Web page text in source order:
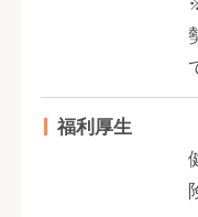
福利厚生